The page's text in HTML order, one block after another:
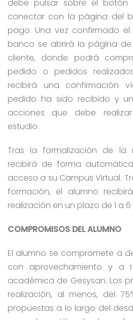
debe pulsar sobre el botón
conectar con la página del
pago. Una vez confirmado
banco se abrirá la página
cliente, donde podrá
pedido o pedidos
recibirá una confirmación
pedido ha sido recibido y
acciones que debe
estudio.
Tras la formalización de la
recibirá de forma
acceso a su Campus Virtual.
formación, el alumno
realización en un plazo de 1 a 6
COMPROMISOS DEL ALUMNO
El alumno se compromete a
con aprovechamiento y a
académica de Gesysan. Los
realización, al menos, del
propuestas a lo largo del